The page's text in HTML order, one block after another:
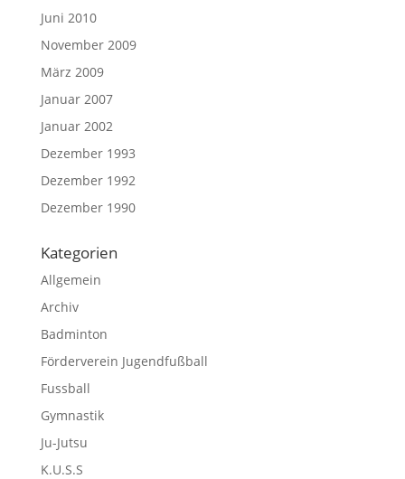
Juni 2010
November 2009
März 2009
Januar 2007
Januar 2002
Dezember 1993
Dezember 1992
Dezember 1990
Kategorien
Allgemein
Archiv
Badminton
Förderverein Jugendfußball
Fussball
Gymnastik
Ju-Jutsu
K.U.S.S